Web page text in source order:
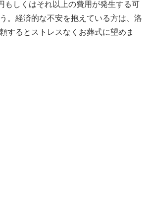
もしくはそれ以上の費用が発生する可
。経済的な不安を抱えている方は、洛
するとストレスなくお葬式に望めま